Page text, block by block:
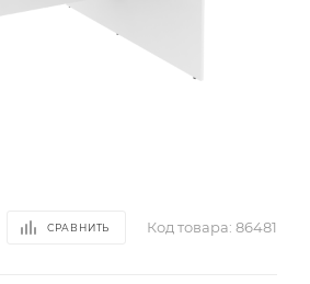
СРАВНИТЬ Код товара: 86481